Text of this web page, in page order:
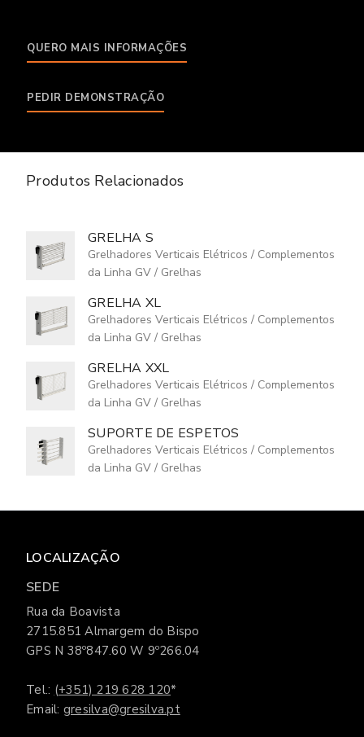
QUERO MAIS INFORMAÇÕES
PEDIR DEMONSTRAÇÃO
Produtos Relacionados
GRELHA S
Grelhadores Verticais Elétricos / Complementos
da Linha GV / Grelhas
GRELHA XL
Grelhadores Verticais Elétricos / Complementos
da Linha GV / Grelhas
GRELHA XXL
Grelhadores Verticais Elétricos / Complementos
da Linha GV / Grelhas
SUPORTE DE ESPETOS
Grelhadores Verticais Elétricos / Complementos
da Linha GV / Grelhas
LOCALIZAÇÃO
SEDE
Rua da Boavista
2715.851 Almargem do Bispo
GPS N 38º847.60 W 9º266.04
Tel.: (+351) 219 628 120*
Email: gresilva@gresilva.pt